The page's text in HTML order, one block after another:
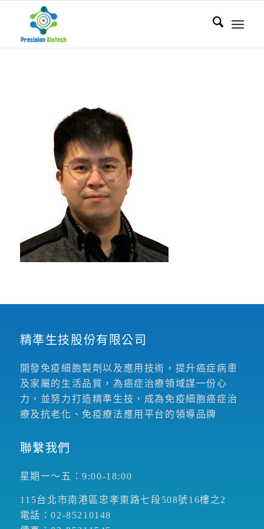
精準生技股份有限公司
開發免疫細胞製劑以及應用技術，提升癌症病患
及家屬的生活品質，為癌症治療領域謀一份心
力，並努力打造精準生技，成為免疫細胞癌症治
療及抗老化、免疫療法應用平台的領導品牌
聯繫我們
星期一～五：9:00-18:00
115台北市南港區忠孝東路七段508號16樓之2
電話：02-85210148